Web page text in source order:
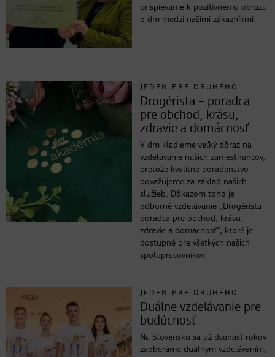
prispievame k pozitívnemu obrazu
o dm medzi našimi zákazníkmi.
JEDEN PRE DRUHÉHO
Drogérista – poradca
pre obchod, krásu,
zdravie a domácnosť
V dm kladieme veľký dôraz na
vzdelávanie našich zamestnancov,
pretože kvalitné poradenstvo
považujeme za základ našich
služieb. Dôkazom toho je
odborné vzdelávanie „Drogérista –
poradca pre obchod, krásu,
zdravie a domácnosť“, ktoré je
dostupné pre všetkých našich
spolupracovníkov.
JEDEN PRE DRUHÉHO
Duálne vzdelávanie pre
budúcnosť
Na Slovensku sa už dvanásť rokov
zaoberáme duálnym vzdelávaním,